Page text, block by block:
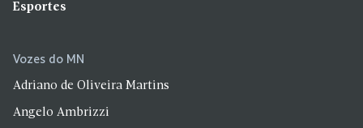
Esportes
Vozes do MN
Adriano de Oliveira Martins
Angelo Ambrizzi